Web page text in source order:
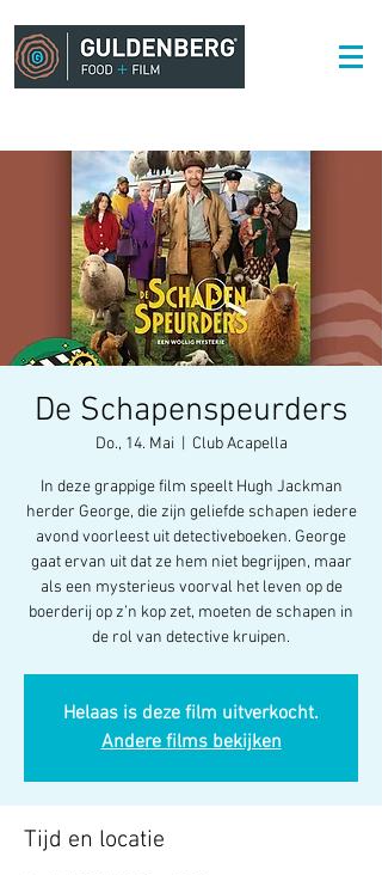
De Schapenspeurders
Do., 14. Mai Club Acapella
In deze grappige film speelt Hugh Jackman
herder George, die zijn geliefde schapen iedere
avond voorleest uit detectiveboeken. George
gaat ervan uit dat ze hem niet begrijpen, maar
als een mysterieus voorval het leven op de
boerderij op z’n kop zet, moeten de schapen in
de rol van detective kruipen.
Helaas is deze film uitverkocht.
Andere films bekijken
Tijd en locatie